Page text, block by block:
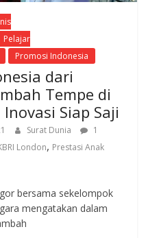
Pelajar
Promosi Indonesia
dari
Tempe di
Siap Saji
Surat Dunia
1
London, Prestasi Anak
bersama sekelompok
mengatakan dalam